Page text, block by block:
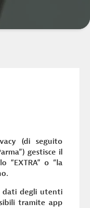
(di seguito
gestisce il
“EXTRA” o “la
dati degli utenti
tramite app